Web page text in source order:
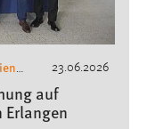
23.06.2026
auf